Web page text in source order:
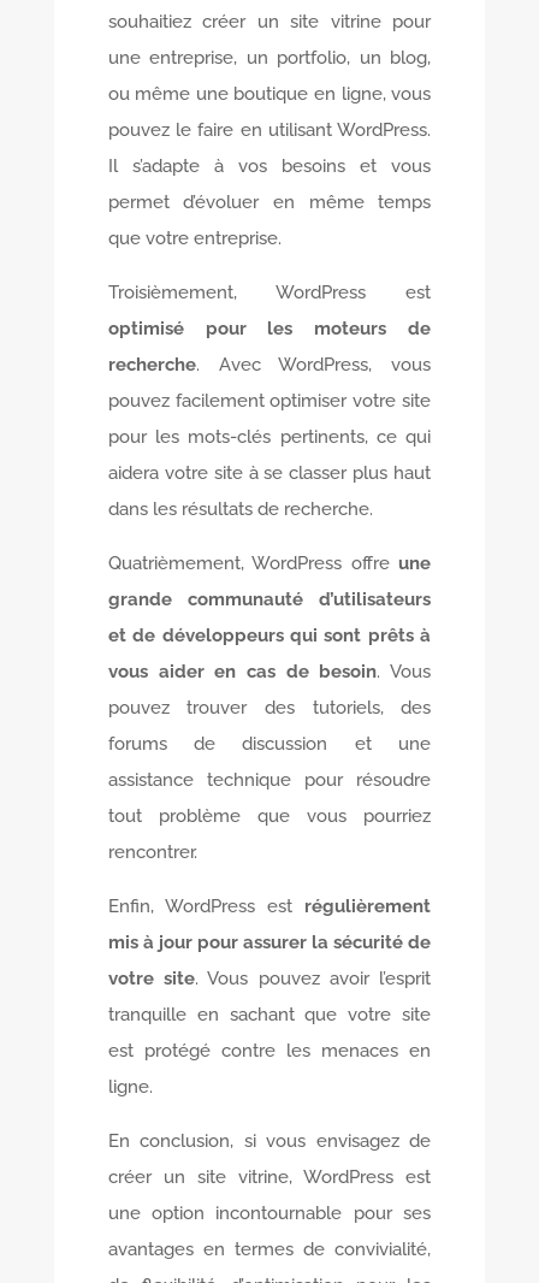
souhaitiez créer un site vitrine pour
une entreprise, un portfolio, un blog,
ou même une boutique en ligne, vous
pouvez le faire en utilisant WordPress.
Il s’adapte à vos besoins et vous
permet d’évoluer en même temps
que votre entreprise.
Troisièmement, WordPress est
optimisé pour les moteurs de
recherche. Avec WordPress, vous
pouvez facilement optimiser votre site
pour les mots-clés pertinents, ce qui
aidera votre site à se classer plus haut
dans les résultats de recherche.
Quatrièmement, WordPress offreune
grande communauté d’utilisateurs
et de développeurs qui sont prêts à
vous aider en cas de besoin. Vous
pouvez trouver des tutoriels, des
forums de discussion et une
assistance technique pour résoudre
tout problème que vous pourriez
rencontrer.
Enfin, WordPress est régulièrement
mis à jour pour assurer la sécurité de
votre site. Vous pouvez avoir l’esprit
tranquille en sachant que votre site
est protégé contre les menaces en
ligne.
En conclusion, si vous envisagez de
créer un site vitrine, WordPress est
une option incontournable pour ses
avantages en termes de convivialité,